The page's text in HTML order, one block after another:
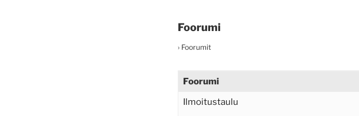
Foorumi
› Foorumit
Foorumi
Ilmoitustaulu